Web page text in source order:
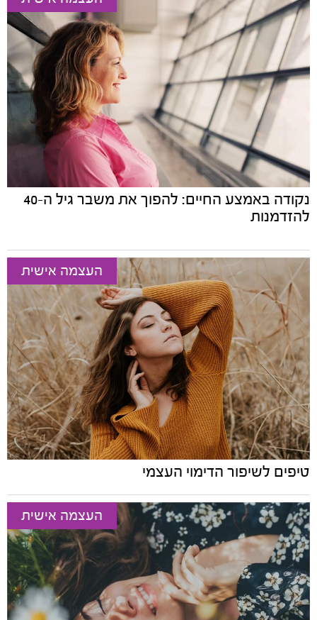
נקודה באמצע החיים: להפוך את משבר גיל ה-40
להזדמנות
העצמה אישית
טיפים לשיפור הדימוי העצמי
העצמה אישית